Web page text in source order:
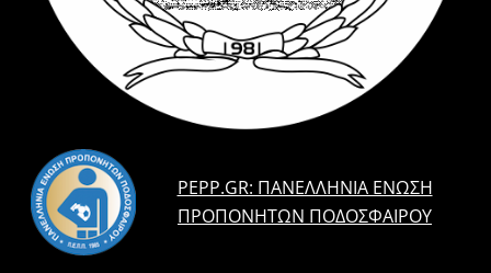
PEPP.GR: ΠΑΝΕΛΛΉΝΙΑ ΈΝΩΣΗ
ΠΡΟΠΟΝΗΤΏΝ ΠΟΔΟΣΦΑΊΡΟΥ